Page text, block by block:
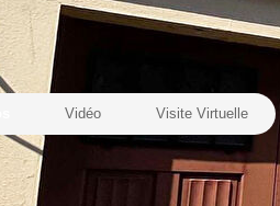
Vidéo Visite Virtuelle